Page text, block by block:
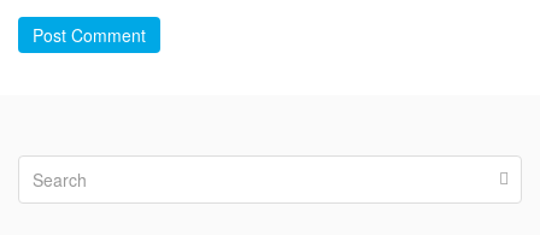
Post Comment